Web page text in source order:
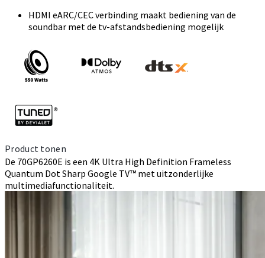
HDMI eARC/CEC verbinding maakt bediening van de
soundbar met de tv-afstandsbediening mogelijk
Product tonen
De 70GP6260E is een 4K Ultra High Definition Frameless
Quantum Dot Sharp Google TV™ met uitzonderlijke
multimediafunctionaliteit.